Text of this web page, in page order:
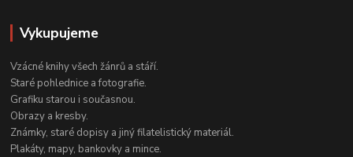
Vykupujeme
Vzácné knihy všech žánrů a stáří.
Staré pohlednice a fotografie.
Grafiku starou i současnou.
Obrazy a kresby.
Známky, staré dopisy a jiný filatelistický materiál.
Plakáty, mapy, bankovky a mince.